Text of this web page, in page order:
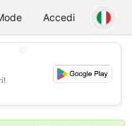
Accedi
💕